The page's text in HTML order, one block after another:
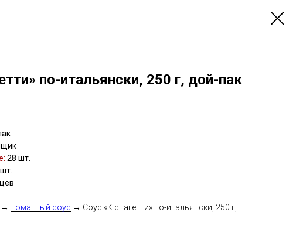
по-итальянски, 250 г, дой-пак
28 шт.
→ Томатный соус → Соус «К спагетти» по-итальянски, 250 г,